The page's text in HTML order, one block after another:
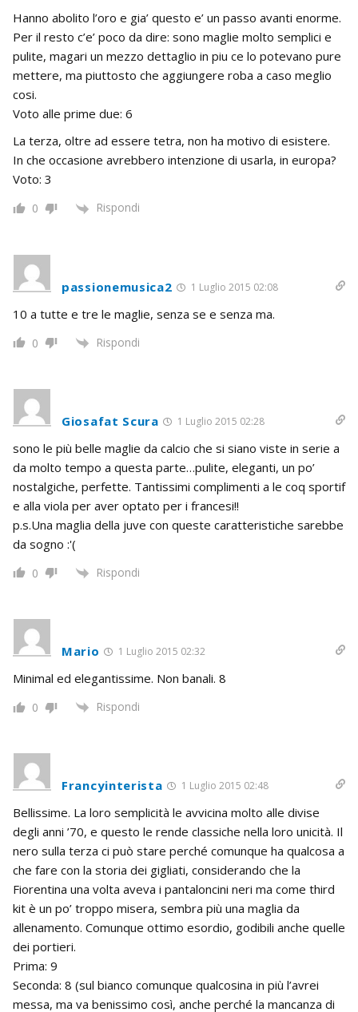
Hanno abolito l’oro e gia’ questo e’ un passo avanti enorme.
Per il resto c’e’ poco da dire: sono maglie molto semplici e
pulite, magari un mezzo dettaglio in piu ce lo potevano pure
mettere, ma piuttosto che aggiungere roba a caso meglio
cosi.
Voto alle prime due: 6
La terza, oltre ad essere tetra, non ha motivo di esistere.
In che occasione avrebbero intenzione di usarla, in europa?
Voto: 3
0 Rispondi
passionemusica2 1 Luglio 2015 02:08
10 a tutte e tre le maglie, senza se e senza ma.
0 Rispondi
Giosafat Scura 1 Luglio 2015 02:28
sono le più belle maglie da calcio che si siano viste in serie a
da molto tempo a questa parte…pulite, eleganti, un po’
nostalgiche, perfette. Tantissimi complimenti a le coq sportif
e alla viola per aver optato per i francesi!!
p.s.Una maglia della juve con queste caratteristiche sarebbe
da sogno :'(
0 Rispondi
Mario 1 Luglio 2015 02:32
Minimal ed elegantissime. Non banali. 8
0 Rispondi
Francyinterista 1 Luglio 2015 02:48
Bellissime. La loro semplicità le avvicina molto alle divise
degli anni ’70, e questo le rende classiche nella loro unicità. Il
nero sulla terza ci può stare perché comunque ha qualcosa a
che fare con la storia dei gigliati, considerando che la
Fiorentina una volta aveva i pantaloncini neri ma come third
kit è un po’ troppo misera, sembra più una maglia da
allenamento. Comunque ottimo esordio, godibili anche quelle
dei portieri.
Prima: 9
Seconda: 8 (sul bianco comunque qualcosina in più l’avrei
messa, ma va benissimo così, anche perché la mancanza di